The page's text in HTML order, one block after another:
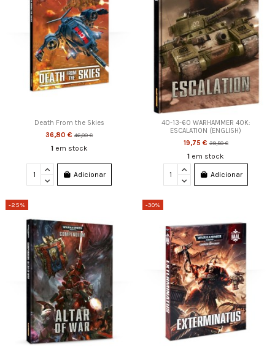
Death From the Skies
36,80 €46,00 €
1 em stock
Adicionar
40-13-60 WARHAMMER 40K:
ESCALATION (ENGLISH)
19,75 €39,50 €
1 em stock
Adicionar
-25% -30%